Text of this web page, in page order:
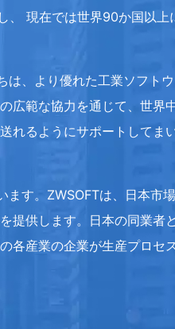
、 現在では世界90か国以上
は、より優れた工業ソフト
広範な協力を通じて、世界
れるようにサポートしてま
ます。ZWSOFTは、日本市
提供します。日本の同業者
各産業の企業が生産プロセ